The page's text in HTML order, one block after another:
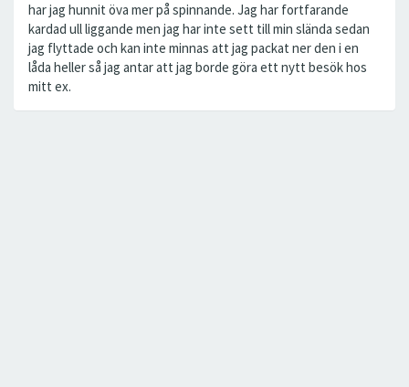
har jag hunnit öva mer på spinnande. Jag har fortfarande
kardad ull liggande men jag har inte sett till min slända sedan
jag flyttade och kan inte minnas att jag packat ner den i en
låda heller så jag antar att jag borde göra ett nytt besök hos
mitt ex.